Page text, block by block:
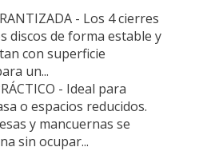
- Los 4 cierres
discos de forma estable y
con superficie
un...
- Ideal para
o espacios reducidos.
y mancuernas se
sin ocupar...